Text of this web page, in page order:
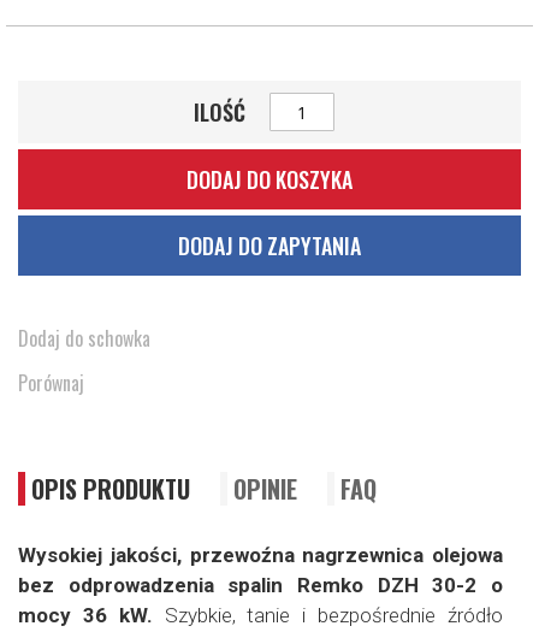
ILOŚĆ
DODAJ DO KOSZYKA
DODAJ DO ZAPYTANIA
Dodaj do schowka
Porównaj
OPIS PRODUKTU OPINIE FAQ
Wysokiej jakości, przewoźna nagrzewnica olejowa
bez odprowadzenia spalin Remko DZH 30-2 o
mocy 36 kW. Szybkie, tanie i bezpośrednie źródło